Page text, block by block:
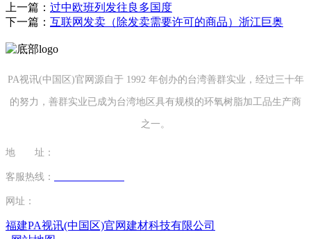
上一篇： 过中欧班列发往良多国度
下一篇： 互联网发卖（除发卖需要许可的商品）浙江巨奥
PA视讯(中国区)官网源自于 1992 年创办的台湾善群实业，经过三十年
的努力，善群实业已成为台湾地区具有规模的环氧树脂加工品生产商
之一。
地 址：
客服热线：
网址：
福建PA视讯(中国区)官网建材科技有限公司